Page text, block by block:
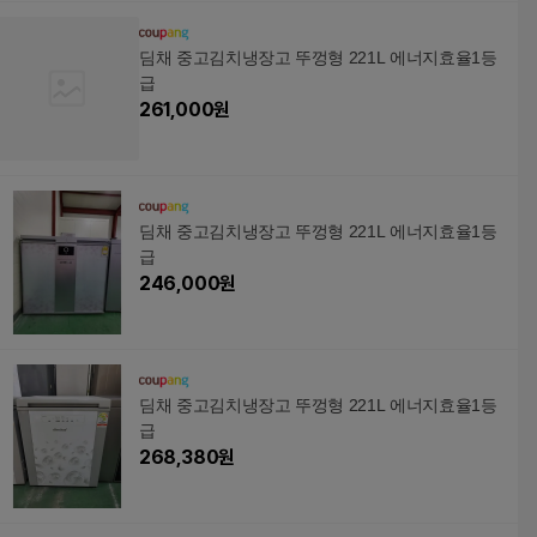
딤채 중고김치냉장고 뚜껑형 221L 에너지효율1등
급
261,000원
딤채 중고김치냉장고 뚜껑형 221L 에너지효율1등
급
246,000원
딤채 중고김치냉장고 뚜껑형 221L 에너지효율1등
급
268,380원